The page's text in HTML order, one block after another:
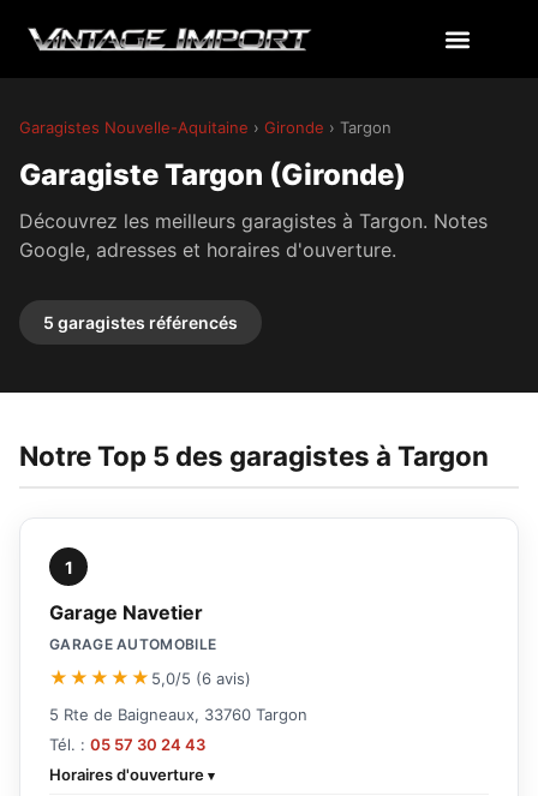
Garagistes Nouvelle-Aquitaine › Gironde › Targon
Garagiste Targon (Gironde)
Découvrez les meilleurs garagistes à Targon. Notes
Google, adresses et horaires d'ouverture.
5 garagistes référencés
Notre Top 5 des garagistes à Targon
1
Garage Navetier
GARAGE AUTOMOBILE
★★★★★ 5,0/5 (6 avis)
5 Rte de Baigneaux, 33760 Targon
Tél. : 05 57 30 24 43
Horaires d'ouverture